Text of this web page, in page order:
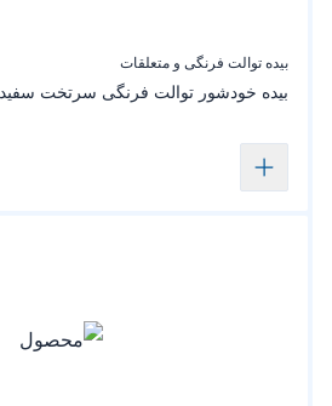
بیده توالت فرنگی و متعلقات
بیده خودشور‌ توالت‌ فرنگی سرتخت سفید